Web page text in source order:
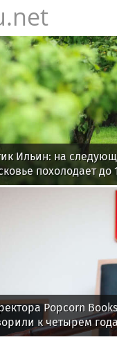
Ильин: на
похолодает до
Popcorn
к четырем